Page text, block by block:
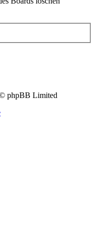
phpBB Limited